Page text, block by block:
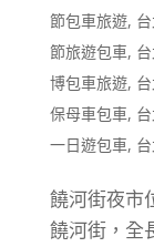
節包車旅遊,
節旅遊包車,
博包車旅遊,
保母車包車,
一日遊包車,
饒河街夜市
饒河街，全